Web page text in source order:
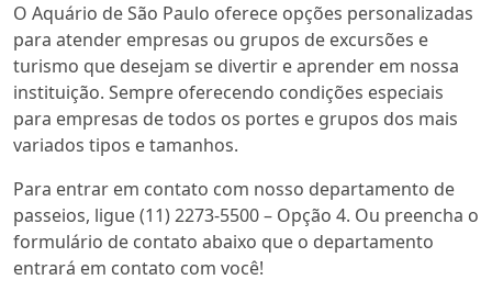
O Aquário de São Paulo oferece opções personalizadas
para atender empresas ou grupos de excursões e
turismo que desejam se divertir e aprender em nossa
instituição. Sempre oferecendo condições especiais
para empresas de todos os portes e grupos dos mais
variados tipos e tamanhos.
Para entrar em contato com nosso departamento de
passeios, ligue (11) 2273-5500 – Opção 4. Ou preencha o
formulário de contato abaixo que o departamento
entrará em contato com você!